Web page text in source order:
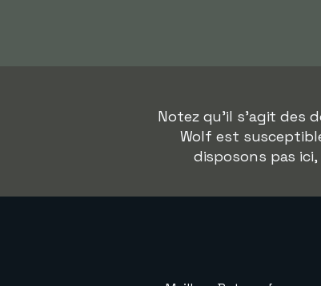
Notez qu'il s'agit des
Wolf est
disposons pas